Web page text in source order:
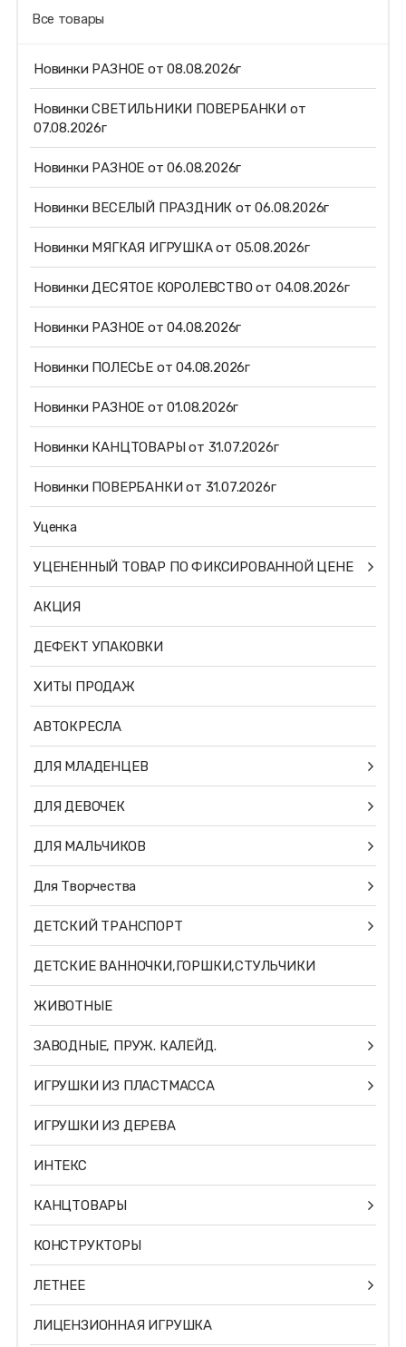
Все товары
Новинки РАЗНОЕ от 08.08.2026г
Новинки СВЕТИЛЬНИКИ ПОВЕРБАНКИ от
07.08.2026г
Новинки РАЗНОЕ от 06.08.2026г
Новинки ВЕСЕЛЫЙ ПРАЗДНИК от 06.08.2026г
Новинки МЯГКАЯ ИГРУШКА от 05.08.2026г
Новинки ДЕСЯТОЕ КОРОЛЕВСТВО от 04.08.2026г
Новинки РАЗНОЕ от 04.08.2026г
Новинки ПОЛЕСЬЕ от 04.08.2026г
Новинки РАЗНОЕ от 01.08.2026г
Новинки КАНЦТОВАРЫ от 31.07.2026г
Новинки ПОВЕРБАНКИ от 31.07.2026г
Уценка
УЦЕНЕННЫЙ ТОВАР ПО ФИКСИРОВАННОЙ ЦЕНЕ
АКЦИЯ
ДЕФЕКТ УПАКОВКИ
ХИТЫ ПРОДАЖ
АВТОКРЕСЛА
ДЛЯ МЛАДЕНЦЕВ
ДЛЯ ДЕВОЧЕК
ДЛЯ МАЛЬЧИКОВ
Для Творчества
ДЕТСКИЙ ТРАНСПОРТ
ДЕТСКИЕ ВАННОЧКИ,ГОРШКИ,СТУЛЬЧИКИ
ЖИВОТНЫЕ
ЗАВОДНЫЕ, ПРУЖ. КАЛЕЙД.
ИГРУШКИ ИЗ ПЛАСТМАССА
ИГРУШКИ ИЗ ДЕРЕВА
ИНТЕКС
КАНЦТОВАРЫ
КОНСТРУКТОРЫ
ЛЕТНЕЕ
ЛИЦЕНЗИОННАЯ ИГРУШКА